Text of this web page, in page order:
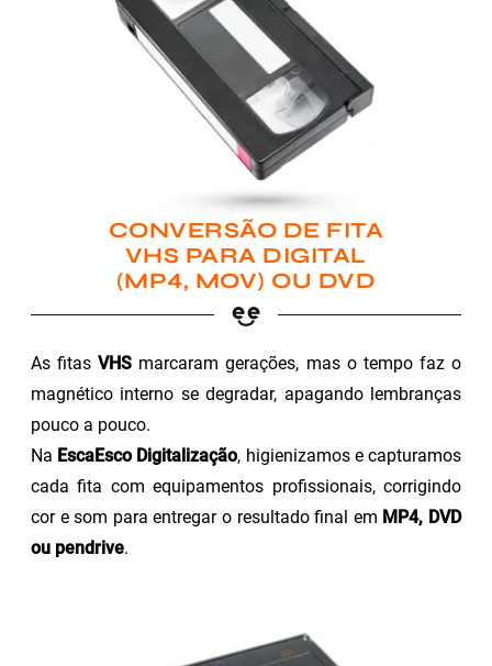
CONVERSÃO DE FITA
VHS PARA DIGITAL
(MP4, MOV) OU DVD
As fitasVHS marcaram gerações, mas o tempo faz o
magnético interno se degradar, apagando lembranças
pouco a pouco.
Na EscaEsco Digitalização, higienizamos e capturamos
cada fita com equipamentos profissionais, corrigindo
cor e som para entregar o resultado final em MP4, DVD
ou pendrive.